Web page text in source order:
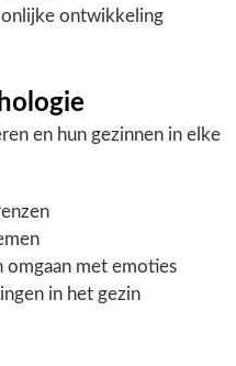
ontwikkeling
en hun gezinnen in elke
omgaan met emoties
in het gezin